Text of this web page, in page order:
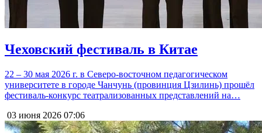
Чеховский фестиваль в Китае
22 – 30 мая 2026 г. в Северо-восточном педагогическом
университете в городе Чанчунь (провинция Цзилинь) прошёл
фестиваль-конкурс театрализованных представлений на…
03 июня 2026 07:06